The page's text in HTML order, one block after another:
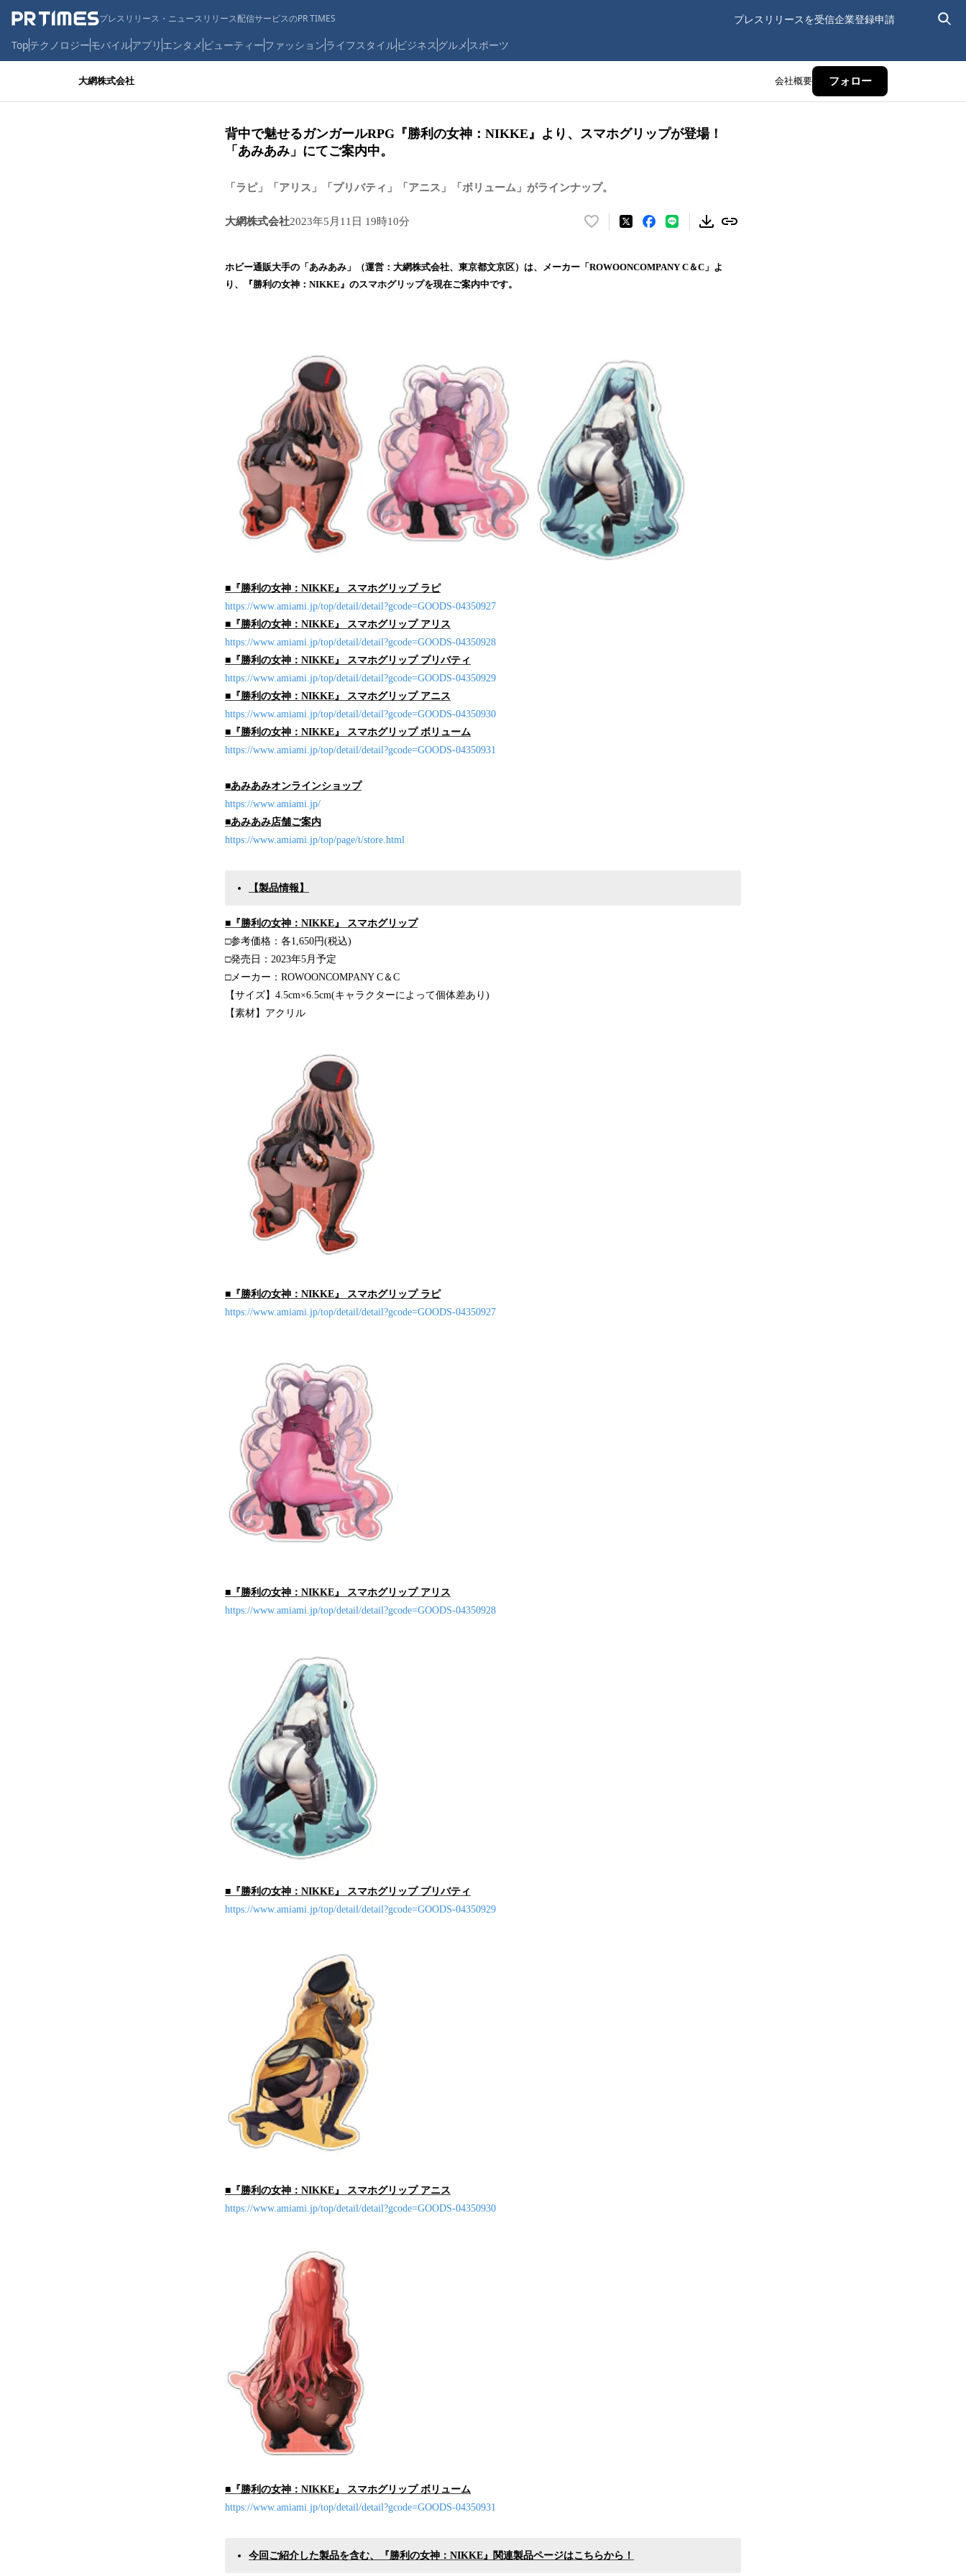
プレスリリース・ニュースリリース配信サービスのPR TIMES プレスリリースを受信企業登録申請
Topテクノロジーモバイルアプリ エンタメ ビューティーファッションライフスタイルビジネス グルメ スポーツ
大網株式会社 会社概要 フォロー
背中で魅せるガンガールRPG『勝利の女神：NIKKE』より、スマホグリップが登場！
「あみあみ」にてご案内中。
「ラピ」「アリス」「プリバティ」「アニス」「ボリューム」がラインナップ。
大網株式会社2023年5月11日 19時10分
い
！
み
中
で
す
ホビー通販大手の「あみあみ」（運営：大網株式会社、東京都文京区）は、メーカー「ROWOONCOMPANY C＆C」よ
り、『勝利の女神：NIKKE』のスマホグリップを現在ご案内中です。
■ 『勝利の女神：NIKKE』 スマホグリップ ラピ
https://www.amiami.jp/top/detail/detail?gcode=GOODS-04350927
■『勝利の女神：NIKKE』 スマホグリップ アリス
https://www.amiami.jp/top/detail/detail?gcode=GOODS-04350928
■『勝利の女神：NIKKE』 スマホグリップ プリバティ
https://www.amiami.jp/top/detail/detail?gcode=GOODS-04350929
■『勝利の女神：NIKKE』 スマホグリップ アニス
https://www.amiami.jp/top/detail/detail?gcode=GOODS-04350930
■『勝利の女神：NIKKE』 スマホグリップ ボリューム
https://www.amiami.jp/top/detail/detail?gcode=GOODS-04350931
■あみあみオンラインショップ
https://www.amiami.jp/
■あみあみ店舗ご案内
https://www.amiami.jp/top/page/t/store.html
【製品情報】
■ 『勝利の女神：NIKKE』 スマホグリップ
□参考価格：各1,650円(税込)
□発売日：2023年5月予定
□メーカー：ROWOONCOMPANY C＆C
【サイズ】4.5cm×6.5cm(キャラクターによって個体差あり)
【素材】アクリル
■『勝利の女神：NIKKE』 スマホグリップ ラピ
https://www.amiami.jp/top/detail/detail?gcode=GOODS-04350927
■『勝利の女神：NIKKE』 スマホグリップ アリス
https://www.amiami.jp/top/detail/detail?gcode=GOODS-04350928
■『勝利の女神：NIKKE』 スマホグリップ プリバティ
https://www.amiami.jp/top/detail/detail?gcode=GOODS-04350929
■『勝利の女神：NIKKE』 スマホグリップ アニス
https://www.amiami.jp/top/detail/detail?gcode=GOODS-04350930
■『勝利の女神：NIKKE』 スマホグリップ ボリューム
https://www.amiami.jp/top/detail/detail?gcode=GOODS-04350931
今回ご紹介した製品を含む、 『勝利の女神：NIKKE』関連製品ページはこちらから！